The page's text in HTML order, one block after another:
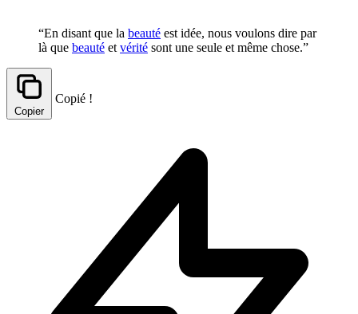
“En disant que la beauté est idée, nous voulons dire par
là que beauté et vérité sont une seule et même chose.”
Copier
Copié !